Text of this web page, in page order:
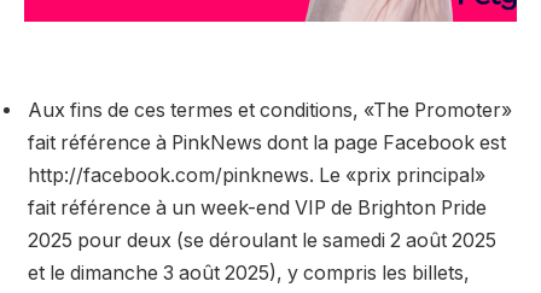
Aux fins de ces termes et conditions, «The Promoter»
fait référence à PinkNews dont la page Facebook est
http://facebook.com/pinknews. Le «prix principal»
fait référence à un week-end VIP de Brighton Pride
2025 pour deux (se déroulant le samedi 2 août 2025
et le dimanche 3 août 2025), y compris les billets,